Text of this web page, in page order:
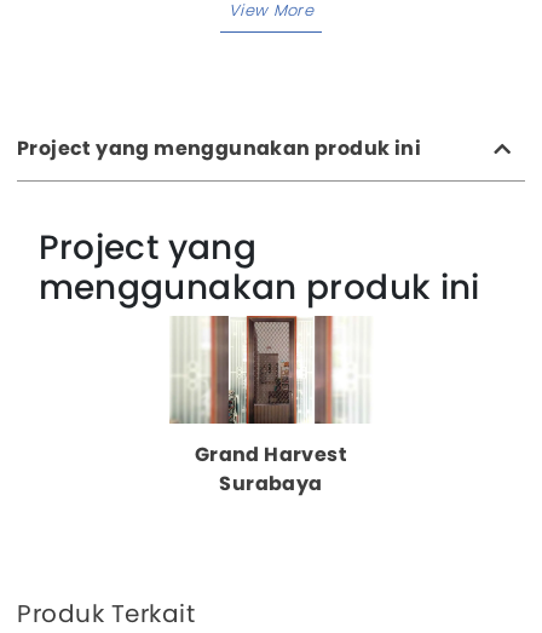
Project yang menggunakan produk ini
Project yang
menggunakan produk ini
Grand Harvest
Surabaya
Produk Terkait